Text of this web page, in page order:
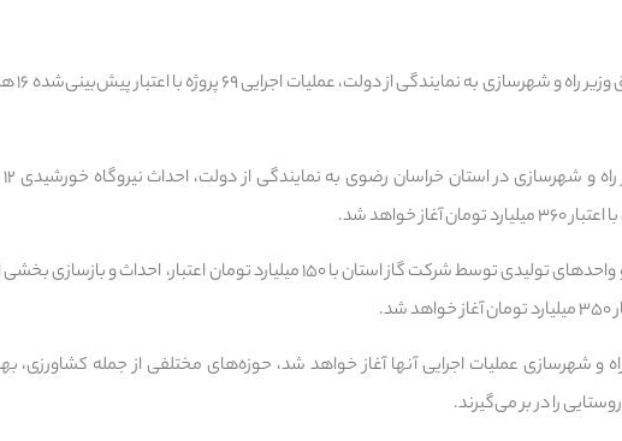
خواهد شد.
همچنین گازرسانی به صنایع و واحدهای تولیدی توسط شرکت گاز استان با ۱۵۰ میلیارد تومان اعتبار،
و شهرسازی عملیات اجرایی آنها آغاز خواهد شد، حوزه‌های مختلفی از جمله کشاورزی،
را در بر می‌گیرند.